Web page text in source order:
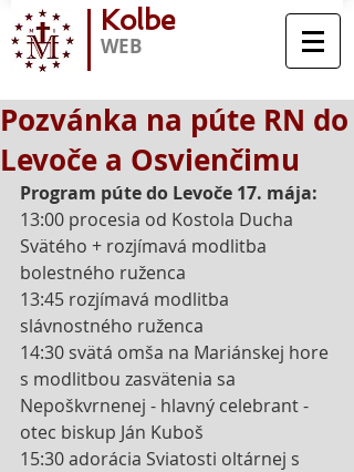
Kolbe
WEB
Pozvánka na púte RN do
Levoče a Osvienčimu
Program púte do Levoče 17. mája:
13:00 procesia od Kostola Ducha
Svätého + rozjímavá modlitba
bolestného ruženca
13:45 rozjímavá modlitba
slávnostného ruženca
14:30 svätá omša na Mariánskej hore
s modlitbou zasvätenia sa
Nepoškvrnenej - hlavný celebrant -
otec biskup Ján Kuboš
15:30 adorácia Sviatosti oltárnej s